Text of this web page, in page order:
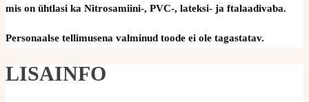
mis on ühtlasi ka Nitrosamiini-, PVC-, lateksi- ja ftalaadivaba.
Personaalse tellimusena valminud toode ei ole tagastatav.
LISAINFO